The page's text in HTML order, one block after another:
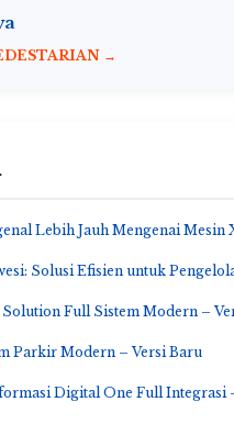
→
Lebih Jauh Mengenai Mesin
Solusi Efisien untuk
Full Sistem Modern –
Parkir Modern – Versi Baru
Digital One Full Integrasi